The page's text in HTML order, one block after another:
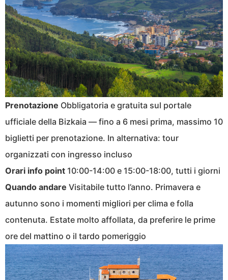
Prenotazione Obbligatoria e gratuita sul portale
ufficiale della Bizkaia — fino a 6 mesi prima, massimo 10
biglietti per prenotazione. In alternativa: tour
organizzati con ingresso incluso
Orari info point 10:00-14:00 e 15:00-18:00, tutti i giorni
Quando andare Visitabile tutto l’anno. Primavera e
autunno sono i momenti migliori per clima e folla
contenuta. Estate molto affollata, da preferire le prime
ore del mattino o il tardo pomeriggio